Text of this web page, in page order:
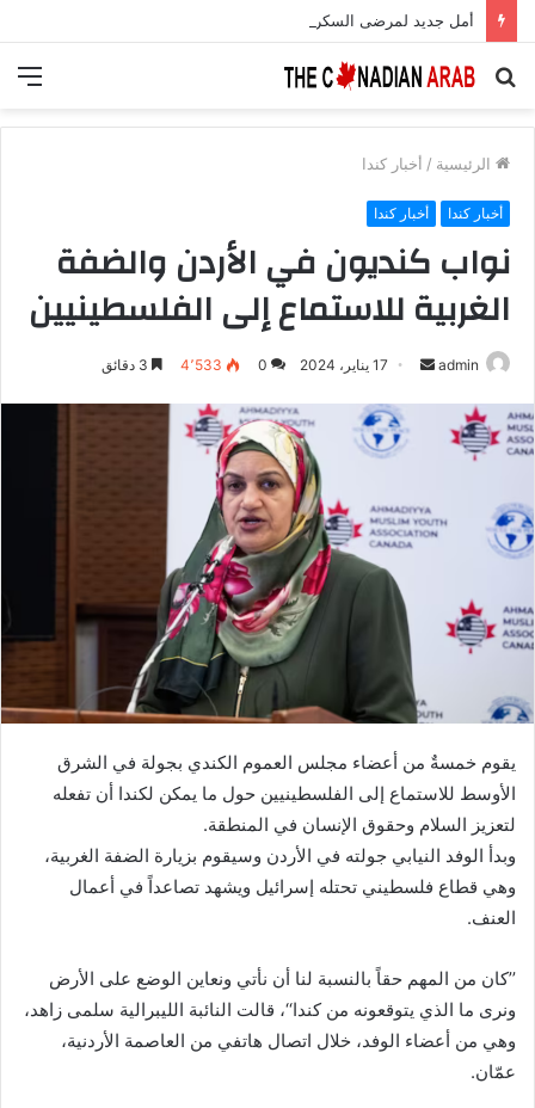
بحث
الرئيسية / أخبار كندا
أخبار كندا أخبار كندا
نواب كنديون في الأردن والضفة
الغربية للاستماع إلى الفلسطينيين
admin
أرسل
إلكترونيا
17 يناير، 2024 0 4٬533
يقوم خمسةٌ من أعضاء مجلس العموم الكندي بجولة في الشرق
الأوسط للاستماع إلى الفلسطينيين حول ما يمكن لكندا أن تفعله
لتعزيز السلام وحقوق الإنسان في المنطقة.
وبدأ الوفد النيابي جولته في الأردن وسيقوم بزيارة الضفة الغربية،
وهي قطاع فلسطيني تحتله إسرائيل ويشهد تصاعداً في أعمال
العنف.
’’كان من المهم حقاً بالنسبة لنا أن نأتي ونعاين الوضع على الأرض
ونرى ما الذي يتوقعونه من كندا‘‘، قالت النائبة الليبرالية سلمى زاهد،
وهي من أعضاء الوفد، خلال اتصال هاتفي من العاصمة الأردنية،
عمّان.